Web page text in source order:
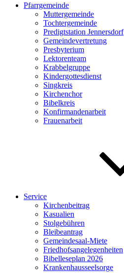
Pfarrgemeinde
Muttergemeinde
Tochtergemeinde
Predigtstation Jennersdorf
Gemeindevertretung
Presbyterium
Lektorenteam
Krabbelgruppe
Kindergottesdienst
Singkreis
Kirchenchor
Bibelkreis
Konfirmandenarbeit
Frauenarbeit
Service
Kirchenbeitrag
Kasualien
Stolgebühren
Bleibeantrag
Gemeindesaal-Miete
Friedhofsangelegenheiten
Bibelleseplan 2026
Krankenhausseelsorge